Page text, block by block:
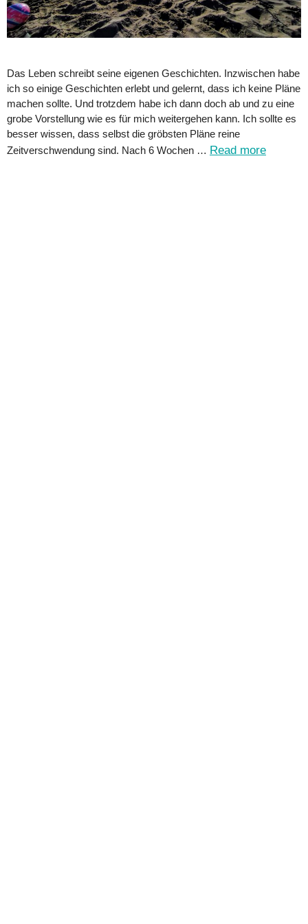
Das Leben schreibt seine eigenen Geschichten. Inzwischen habe
ich so einige Geschichten erlebt und gelernt, dass ich keine Pläne
machen sollte. Und trotzdem habe ich dann doch ab und zu eine
grobe Vorstellung wie es für mich weitergehen kann. Ich sollte es
besser wissen, dass selbst die gröbsten Pläne reine
Zeitverschwendung sind. Nach 6 Wochen … Read more